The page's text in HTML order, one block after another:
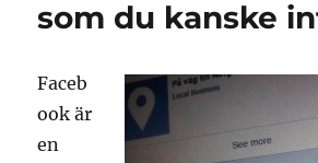
som du kanske
Faceb
ook är
en